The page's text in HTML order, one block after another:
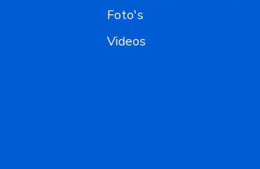
Foto's
Videos